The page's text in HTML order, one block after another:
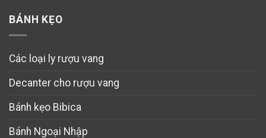
BÁNH KẸO
Các loại ly rượu vang
Decanter cho rượu vang
Bánh kẹo Bibica
Bánh Ngoại Nhập